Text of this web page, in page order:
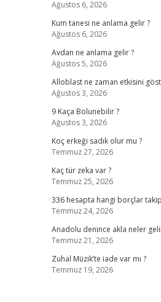
Ağustos 6, 2026
Kum tanesi ne anlama gelir ?
Ağustos 6, 2026
Avdan ne anlama gelir ?
Ağustos 5, 2026
Alloblast ne zaman etkisini
Ağustos 3, 2026
9 Kaça Bolunebilir ?
Ağustos 3, 2026
Koç erkeği sadık olur mu ?
Temmuz 27, 2026
Kaç tür zeka var ?
Temmuz 25, 2026
336 hesapta hangi borçlar
Temmuz 24, 2026
Anadolu denince akla neler
Temmuz 21, 2026
Zuhal Müzik’te iade var mı ?
Temmuz 19, 2026